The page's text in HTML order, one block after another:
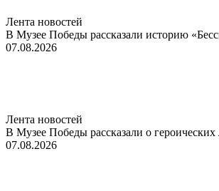
Лента новостей
В Музее Победы рассказали историю
07.08.2026
Лента новостей
В Музее Победы рассказали о героических
07.08.2026